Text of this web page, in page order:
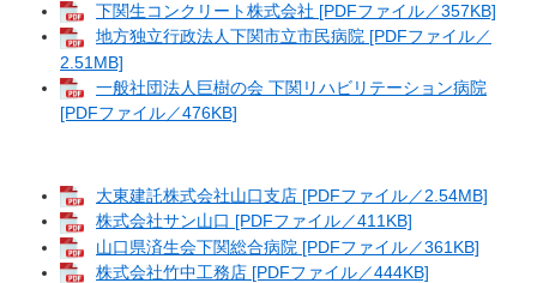
下関生コンクリート株式会社 [PDFファイル／357KB]
地方独立行政法人下関市立市民病院 [PDFファイル／
2.51MB]
一般社団法人巨樹の会 下関リハビリテーション病院
[PDFファイル／476KB]
大東建託株式会社山口支店 [PDFファイル／2.54MB]
株式会社サン山口 [PDFファイル／411KB]
山口県済生会下関総合病院 [PDFファイル／361KB]
株式会社竹中工務店 [PDFファイル／444KB]